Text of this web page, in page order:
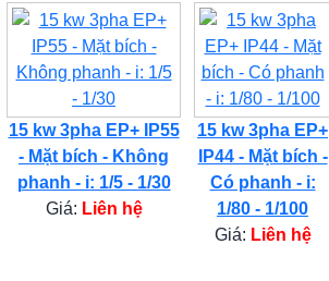
15 kw 3pha EP+ IP55
- Mặt bích - Không
phanh - i: 1/5 - 1/30
Giá: Liên hệ
15 kw 3pha EP+
IP44 - Mặt bích -
Có phanh - i:
1/80 - 1/100
Giá: Liên hệ